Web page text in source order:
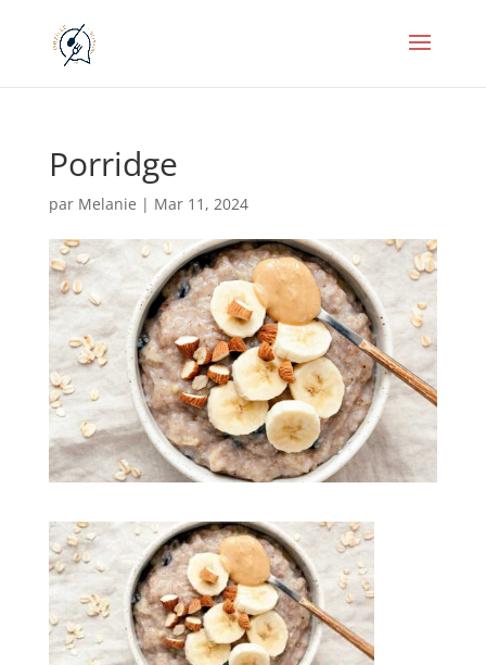
Porridge
par Melanie | Mar 11, 2024